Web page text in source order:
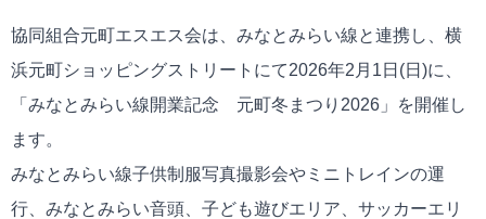
協同組合元町エスエス会は、みなとみらい線と連携し、横
浜元町ショッピングストリートにて2026年2月1日(日)に、
「みなとみらい線開業記念 元町冬まつり2026」を開催し
ます。
みなとみらい線子供制服写真撮影会やミニトレインの運
行、みなとみらい音頭、子ども遊びエリア、サッカーエリ